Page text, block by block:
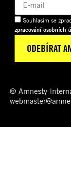
Souhlasím se
zpracování osobních
© Amnesty